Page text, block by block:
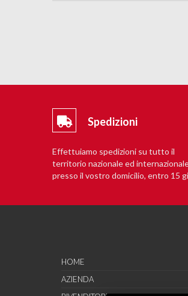
Spedizioni
Effettuiamo spedizioni su tutto il
territorio nazionale ed
presso il vostro domicilio, entro 15
HOME
AZIENDA